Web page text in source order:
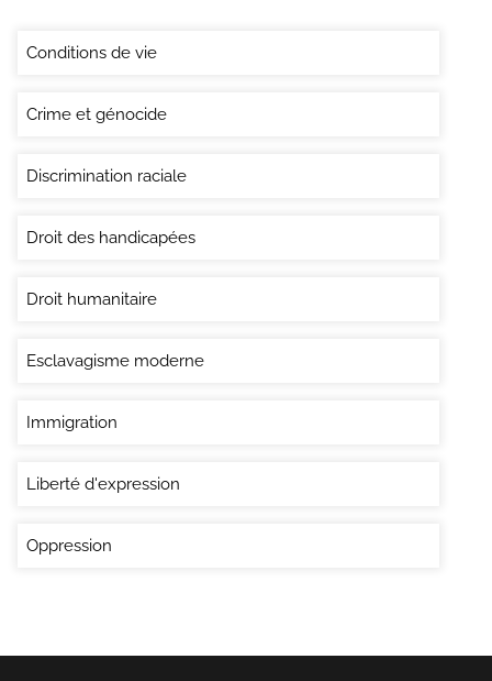
Conditions de vie
Crime et génocide
Discrimination raciale
Droit des handicapées
Droit humanitaire
Esclavagisme moderne
Immigration
Liberté d'expression
Oppression